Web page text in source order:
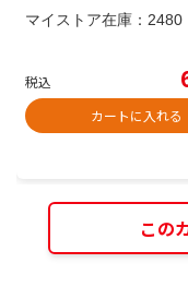
マイストア在庫： 2480
税込
カートに入れる
この